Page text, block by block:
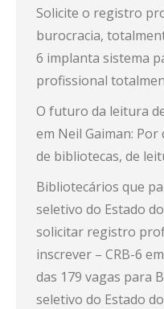
Solicite o registro
burocracia,
6 implanta sistema
profissional
O futuro da leitura
em Neil Gaiman:
de bibliotecas, de
Bibliotecários que
seletivo do Estado
solicitar registro
inscrever – CRB-6 em
das 179 vagas para
seletivo do Estado